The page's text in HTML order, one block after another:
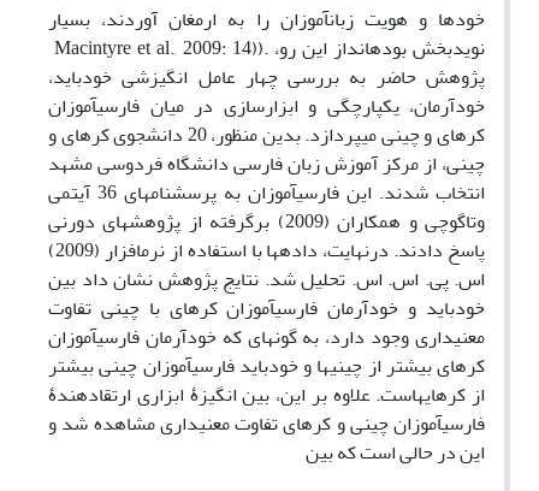
خود­ها و هویت زبان­آموزان را به ارمغان آوردند، بسیار
نویدبخش بوده­اند
Macintyre et al., 2009: 14)). از این رو،
پژوهش حاضر به بررسی چهار عامل انگیزشی خودباید،
خودآرمان، یکپارچگی و ابزارسازی در میان فارسی­آموزان
کره­ای و چینی می­پردازد. بدین منظور، 20 دانشجوی کره­ای و
چینی، از مرکز آموزش زبان فارسی دانشگاه فردوسی مشهد
انتخاب شدند. این فارسی­آموزان به پرسش­نامه­ای 36 آیتمی
(2009) وتاگوچی و همکاران
(2009)
اس. پی. اس. اس. تحلیل شد. نتایج پژوهش نشان داد بین
خودباید و خودآرمان فارسی­آموزان کره­ای با چینی تفاوت
معنی­داری وجود دارد، به ­گونه­ای که خودآرمان فارسی­آموزان
کره­ای بیشتر از چینی­ها و خودباید فارسی­آموزان چینی بیشتر
از کره­ای­هاست. علاوه بر این، بین انگیزۀ ابزاری ارتقا­دهندۀ
فارسی­آموزان چینی و کره­ای تفاوت معنی­داری مشاهده شد و
این در حالی است که بین